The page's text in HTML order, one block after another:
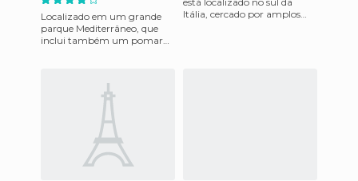
Localizado em um grande
parque Mediterrâneo, que
inclui também um pomar
Itália, cercado por amplos